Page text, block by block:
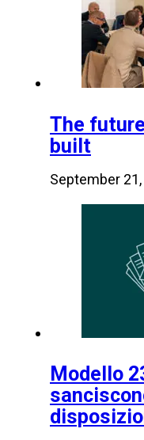
The
built
September
Modello